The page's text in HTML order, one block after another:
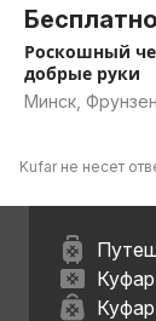
Бесплатно
Роскошный
добрые руки
Минск,
Kufar не несет